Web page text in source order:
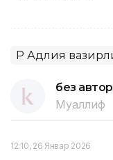
ҚР Адлия
без
Муаллиф
12:10, 26 Январ 2026